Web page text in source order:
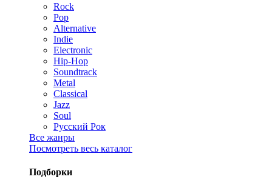
Rock
Pop
Alternative
Indie
Electronic
Hip-Hop
Soundtrack
Metal
Classical
Jazz
Soul
Русский Рок
Все жанры
Посмотреть весь каталог
Подборки